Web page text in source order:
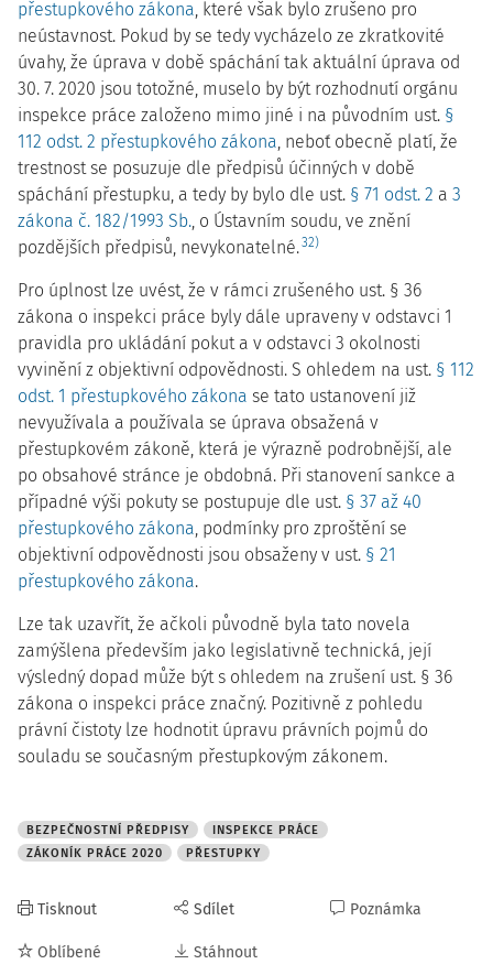
přestupkového zákona, které však bylo zrušeno pro
neústavnost. Pokud by se tedy vycházelo ze zkratkovité
úvahy, že úprava v době spáchání tak aktuální úprava od
30. 7. 2020 jsou totožné, muselo by být rozhodnutí orgánu
inspekce práce založeno mimo jiné i na původním ust. §
112 odst. 2 přestupkového zákona, neboť obecně platí, že
trestnost se posuzuje dle předpisů účinných v době
spáchání přestupku, a tedy by bylo dle ust. § 71 odst. 2 a 3
zákona č. 182/1993 Sb., o Ústavním soudu, ve znění
pozdějších předpisů, nevykonatelné.32)
Pro úplnost lze uvést, že v rámci zrušeného ust. § 36
zákona o inspekci práce byly dále upraveny v odstavci 1
pravidla pro ukládání pokut a v odstavci 3 okolnosti
vyvinění z objektivní odpovědnosti. S ohledem na ust. § 112
odst. 1 přestupkového zákona se tato ustanovení již
nevyužívala a používala se úprava obsažená v
přestupkovém zákoně, která je výrazně podrobnější, ale
po obsahové stránce je obdobná. Při stanovení sankce a
případné výši pokuty se postupuje dle ust. § 37 až 40
přestupkového zákona, podmínky pro zproštění se
objektivní odpovědnosti jsou obsaženy v ust. § 21
přestupkového zákona.
Lze tak uzavřít, že ačkoli původně byla tato novela
zamýšlena především jako legislativně technická, její
výsledný dopad může být s ohledem na zrušení ust. § 36
zákona o inspekci práce značný. Pozitivně z pohledu
právní čistoty lze hodnotit úpravu právních pojmů do
souladu se současným přestupkovým zákonem.
BEZPEČNOSTNÍ PŘEDPISY
INSPEKCE PRÁCE
ZÁKONÍK PRÁCE 2020
PŘESTUPKY
Tisknout
Oblíbené
Sdílet
Stáhnout
Poznámka